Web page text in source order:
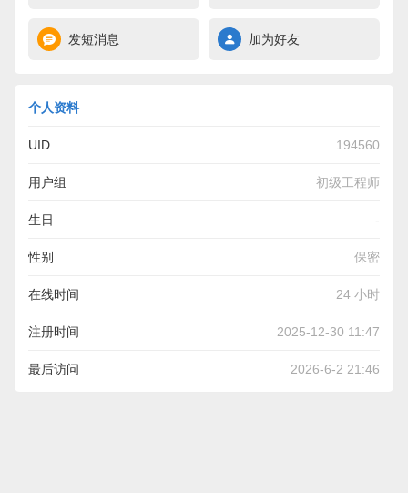
发短消息 加为好友
个人资料
UID 194560
用户组 初级工程师
生日 -
性别 保密
在线时间 24 小时
注册时间 2025-12-30 11:47
最后访问 2026-6-2 21:46